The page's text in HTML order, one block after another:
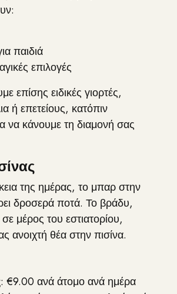
παιδιά
επιλογές
επίσης ειδικές γιορτές,
ή επετείους, κατόπιν
να κάνουμε τη διαμονή σας
της ημέρας, το μπαρ στην
δροσερά ποτά. Το βράδυ,
σε μέρος του εστιατορίου,
ανοιχτή θέα στην πισίνα.
: €9.00 ανά άτομο ανά ημέρα